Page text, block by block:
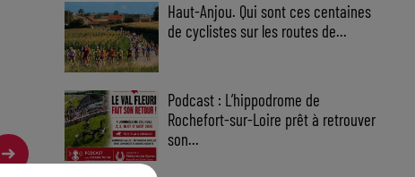
Haut-Anjou. Qui sont ces centaines
de cyclistes sur les routes de...
Podcast : L’hippodrome de
Rochefort-sur-Loire prêt à retrouver
son...